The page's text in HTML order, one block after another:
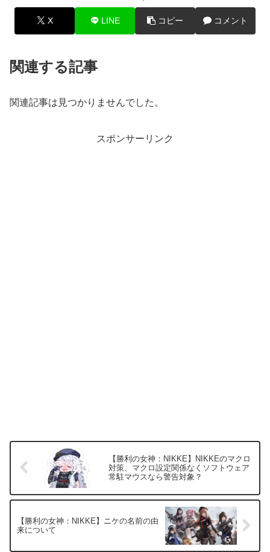
X LINE コピー コメント
関連する記事
関連記事は見つかりませんでした。
スポンサーリンク
【勝利の女神：NIKKE】NIKKEのマクロ
対策、マクロ設定関係なくソフトウェア
常駐マウスなら警告対象？
【勝利の女神：NIKKE】ニケの名前の由
来について